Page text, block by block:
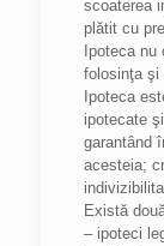
scoaterea
plătit cu
Ipoteca
folosinţa şi
Ipoteca
ipotecate
garantând
acesteia;
Există
– ipoteci